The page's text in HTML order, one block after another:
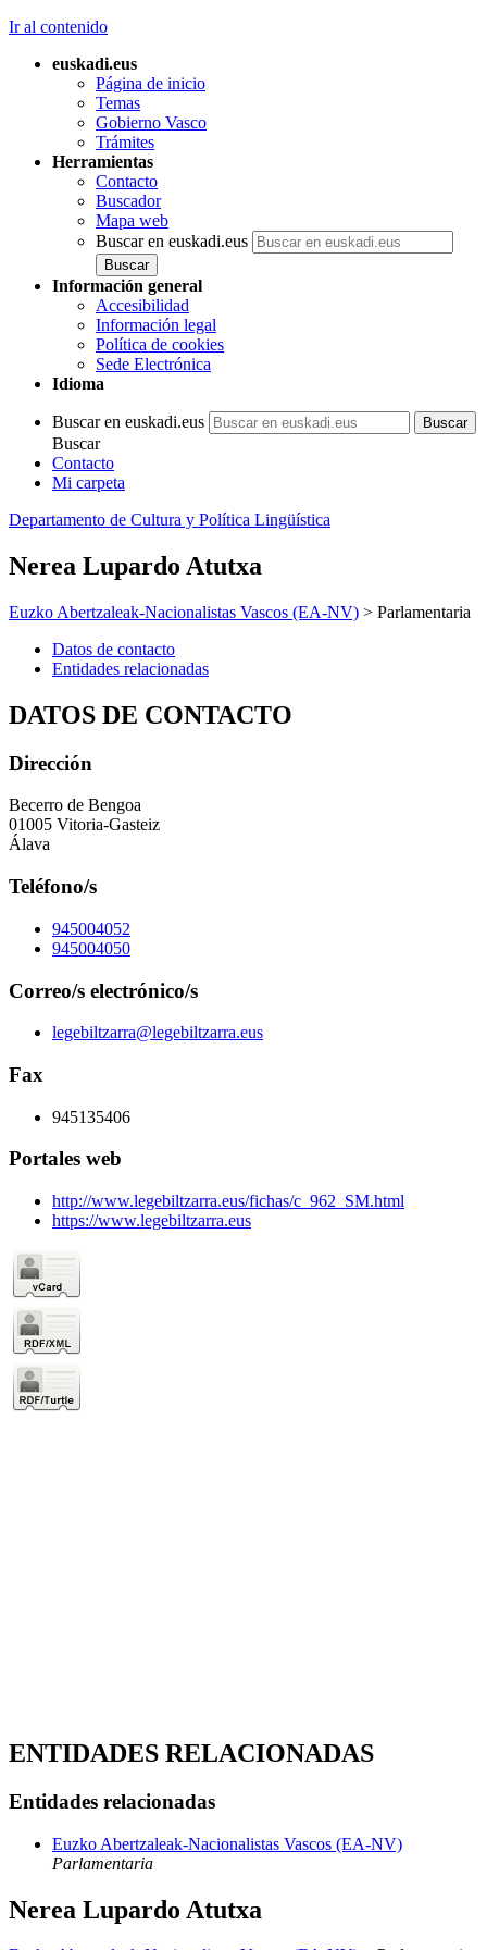
Ir al contenido
euskadi.eus
Página de inicio
Temas
Gobierno Vasco
Trámites
Herramientas
Contacto
Buscador
Mapa web
Buscar en euskadi.eus
Información general
Accesibilidad
Información legal
Política de cookies
Sede Electrónica
Idioma
Buscar en euskadi.eus
Buscar
Contacto
Mi carpeta
Departamento de Cultura y Política Lingüística
Nerea Lupardo Atutxa
Euzko Abertzaleak-Nacionalistas Vascos (EA-NV) > Parlamentaria
Datos de contacto
Entidades relacionadas
DATOS DE CONTACTO
Dirección
Becerro de Bengoa
01005 Vitoria-Gasteiz
Álava
Teléfono/s
945004052
945004050
Correo/s electrónico/s
legebiltzarra@legebiltzarra.eus
Fax
945135406
Portales web
http://www.legebiltzarra.eus/fichas/c_962_SM.html
https://www.legebiltzarra.eus
ENTIDADES RELACIONADAS
Entidades relacionadas
Euzko Abertzaleak-Nacionalistas Vascos (EA-NV)
Parlamentaria
Nerea Lupardo Atutxa